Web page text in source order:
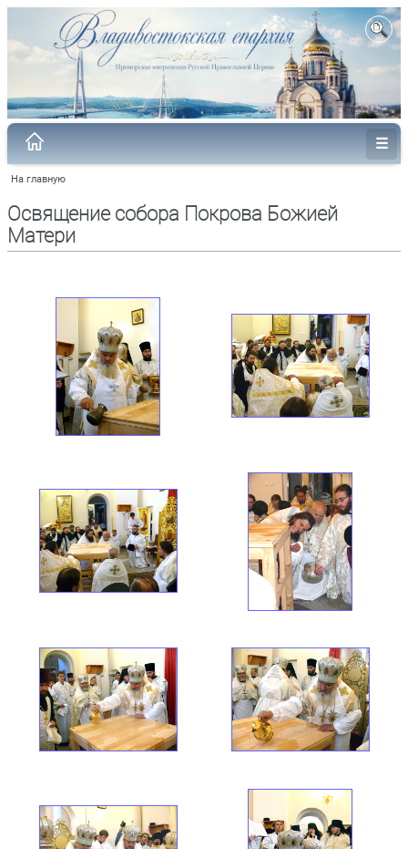
На главную
Освящение собора Покрова Божией
Матери